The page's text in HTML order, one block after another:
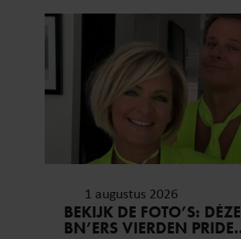
1 augustus 2026
BEKIJK DE FOTO’S: DÉZE
BN’ERS VIERDEN PRIDE